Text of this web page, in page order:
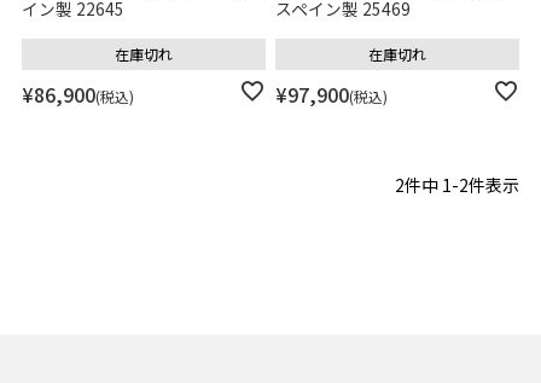
ユニセックス
イン製 22645
¥86,900 税込
在庫切れ
スペイン製 25469
¥97,900 税込
在庫切れ
2件中 1-2件表示